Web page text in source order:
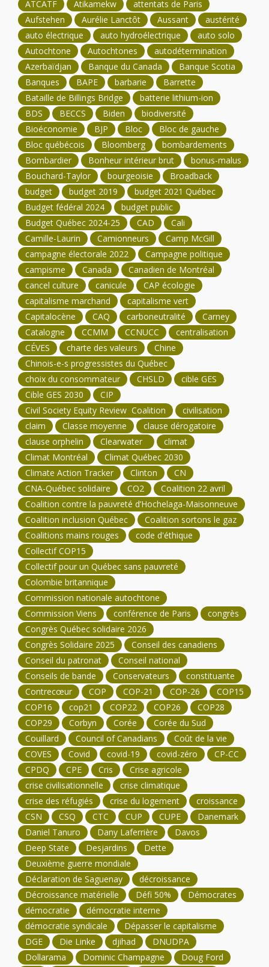
ATCATF
Atikamekw
attentats de Paris
Aufstehen
Aurélie Lanctôt Aussant
austérité
auto électrique
auto hydroélectrique
auto solo
Autochtone
Autochtones
autodétermination
Azerbaïdjan
Banque du Canada
Banque Scotia
Banques
BAPE barbarie
Barrette
Bataille de Billings Bridge
batterie lithium-ion
BDS
BECCS Biden
biodiversité
Bioéconomie
BJP Bloc
Bloc de gauche
Bloc québécois
Bloomberg
bombardements
Bombardier
Bonheur intérieur brut
bonus-malus
Bouchard-Taylor
bourgeoisie
Broadback
budget
budget 2019
budget 2021 Québec
Budget fédéral 2024
budget public
Budget Québec 2024-25
CAD
Cali
Camille-Laurin
Camionneurs
Camp McGill
campagne électorale 2022
Campagne politique
campisme
Canada
Canadien de Montréal
cancel culture
canicule
CAP écologie
capitalisme marchand
capitalisme vert
Capitalocène
CAQ carboneutralité
Carney
Catalogne
CCMM CCNUCC
centralisation
CÉVES
charte des valeurs
Chine
Chinois-e-s progressistes du Québec
choix du consommateur
CHSLD
cible GES
Cible GES 2030
CIP
Civil Society Equity Review Coalition
civilisation
claim
Classe moyenne
clause dérogatoire
clause orphelin
Clearwater
climat
Climat Montréal
Climat Québec 2030
Climate Action Tracker
Clinton
CN
CNA-Québec solidaire
CO2
Coalition 22 avril
Coalition contre la pauvreté d’Hochelaga-Maisonneuve
Coalition inclusion Québec
Coalition sortons le gaz
Coalitions mains rouges
code d'éthique
Collectif COP15
Collectif pour un Québec sans pauvreté
Colombie britannique
Commission nationale autochtone
Commission Viens
conférence de Paris
congrès
Congrès Québec solidaire 2026
Congrès Solidaire 2025
Conseil des canadiens
Conseil du patronat
Conseil national
Conseils de bande
Conservateurs
constituante
Contrecœur
COP COP-21 COP-26
COP15
COP16
cop21 COP22 COP26
COP28
COP29
Corbyn Corée
Corée du Sud
Couillard
Council of Canadians
Coût de la vie
COVES
Covid covid-19 covid-zéro
CP-CC
CPDQ
CPE Cris
Crise agricole
crise civilisationnelle
crise climatique
crise des réfugiés
crise du logement
croissance
CSN
CSQ CTC CUP CUPE
Danemark
Daniel Tanuro
Dany Laferrière
Davos
Deep State
Desjardins
Dette
Deuxième guerre mondiale
Déclaration de Saguenay
décroissance
Décroissance matérielle
Défi 50%
Démocrates
démocratie
démocratie interne
démocratie syndicale
Dépasser le capitalisme
DGE
Die Linke djihad
DNUDPA
Dollarama
Dominic Champagne
Doug Ford